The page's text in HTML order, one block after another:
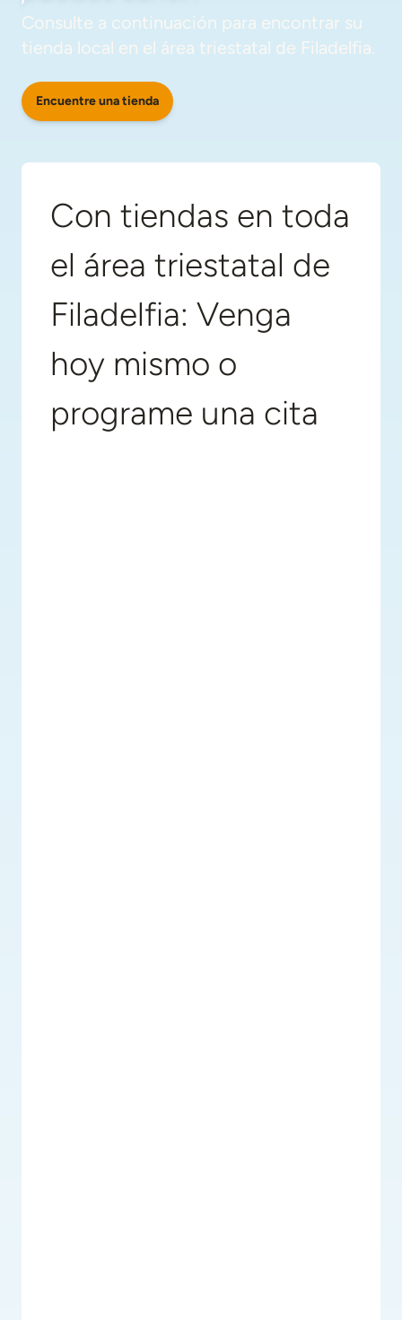
Consulte a continuación para encontrar su
tienda local en el área triestatal de Filadelfia.
Encuentre una tienda
Con tiendas en toda
el área triestatal de
Filadelfia: Venga
hoy mismo o
programe una cita